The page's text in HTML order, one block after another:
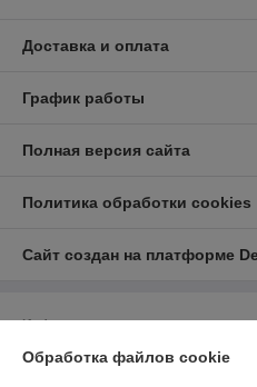
Доставка и оплата
График работы
Полная версия сайта
Политика обработки cookies
Сайт создан на платформе
Информация для покупателя
Юридическое лицо:ООО
Обработка файлов cookie